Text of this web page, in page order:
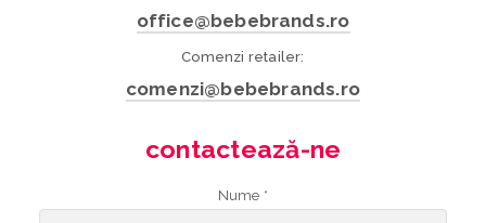
office@bebebrands.ro
Comenzi retailer:
comenzi@bebebrands.ro
contactează-ne
Nume *